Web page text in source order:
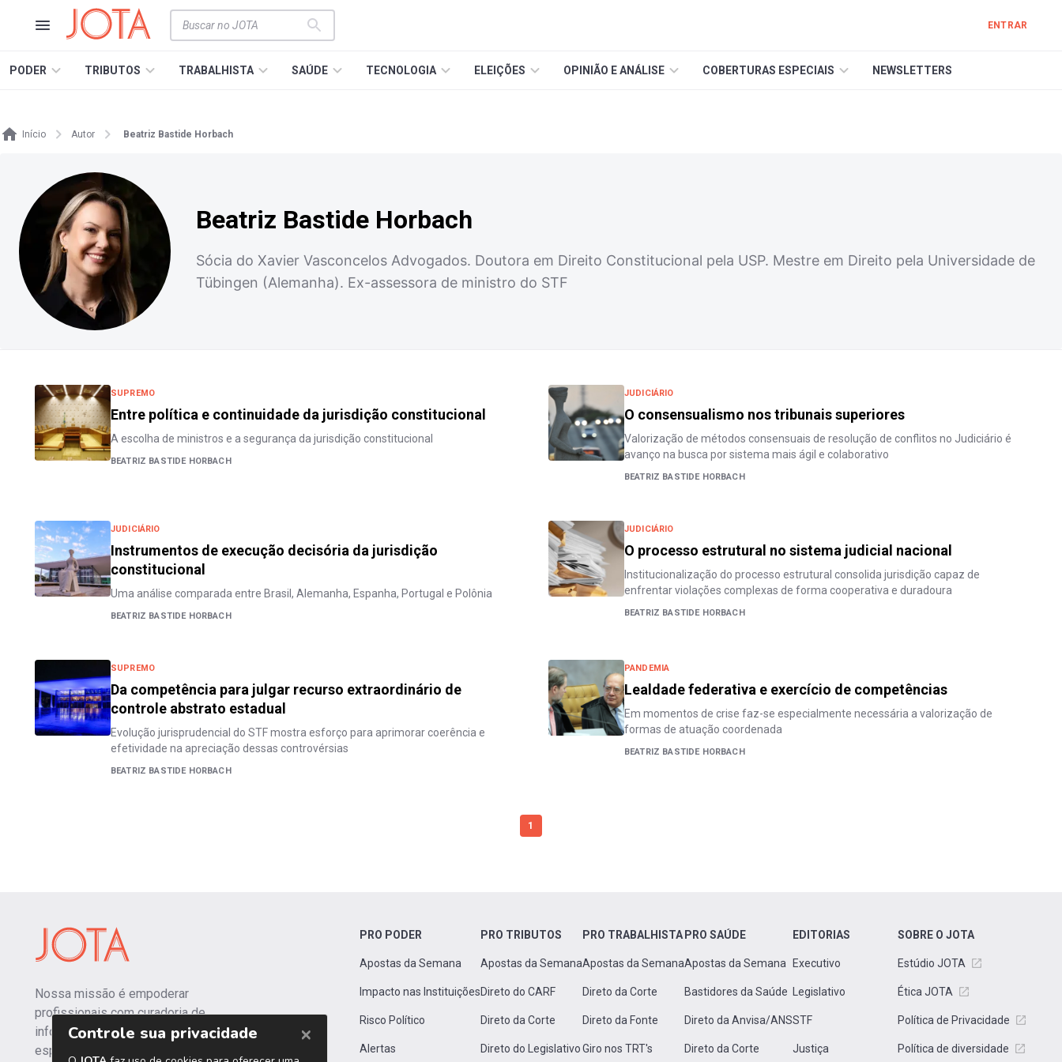
ENTRAR
PODER TRIBUTOS TRABALHISTA SAÚDE TECNOLOGIA ELEIÇÕES OPINIÃO E ANÁLISE COBERTURAS ESPECIAIS NEWSLETTERS
Início Autor Beatriz Bastide Horbach
Beatriz Bastide Horbach
Sócia do Xavier Vasconcelos Advogados. Doutora em Direito Constitucional pela USP. Mestre em Direito pela Universidade de
Tübingen (Alemanha). Ex-assessora de ministro do STF
SUPREMO
Entre política e continuidade da jurisdição constitucional
A escolha de ministros e a segurança da jurisdição constitucional
BEATRIZ BASTIDE HORBACH
JUDICIÁRIO
O consensualismo nos tribunais superiores
Valorização de métodos consensuais de resolução de conflitos no Judiciário é
avanço na busca por sistema mais ágil e colaborativo
BEATRIZ BASTIDE HORBACH
JUDICIÁRIO
Instrumentos de execução decisória da jurisdição
constitucional
Uma análise comparada entre Brasil, Alemanha, Espanha, Portugal e Polônia
BEATRIZ BASTIDE HORBACH
JUDICIÁRIO
O processo estrutural no sistema judicial nacional
Institucionalização do processo estrutural consolida jurisdição capaz de
enfrentar violações complexas de forma cooperativa e duradoura
BEATRIZ BASTIDE HORBACH
SUPREMO
Da competência para julgar recurso extraordinário de
controle abstrato estadual
Evolução jurisprudencial do STF mostra esforço para aprimorar coerência e
efetividade na apreciação dessas controvérsias
BEATRIZ BASTIDE HORBACH
PANDEMIA
Lealdade federativa e exercício de competências
Em momentos de crise faz-se especialmente necessária a valorização de
formas de atuação coordenada
BEATRIZ BASTIDE HORBACH
1
Nossa missão é empoderar
profissionais com curadoria de
informações independentes e
especializadas.
PRO PODER
Apostas da Semana
Impacto nas Instituições
Risco Político
Alertas
PRO TRIBUTOS
Apostas da Semana
Direto do CARF
Direto da Corte
Direto do Legislativo
PRO TRABALHISTA
Apostas da Semana
Direto da Corte
Direto da Fonte
Giro nos TRT's
PRO SAÚDE
Apostas da Semana
Bastidores da Saúde
Direto da Anvisa/ANS
Direto da Corte
EDITORIAS
Executivo
Legislativo
STF
Justiça
SOBRE O JOTA
Estúdio JOTA
Ética JOTA
Política de Privacidade
Política de diversidade